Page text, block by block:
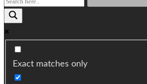
Exact matches only